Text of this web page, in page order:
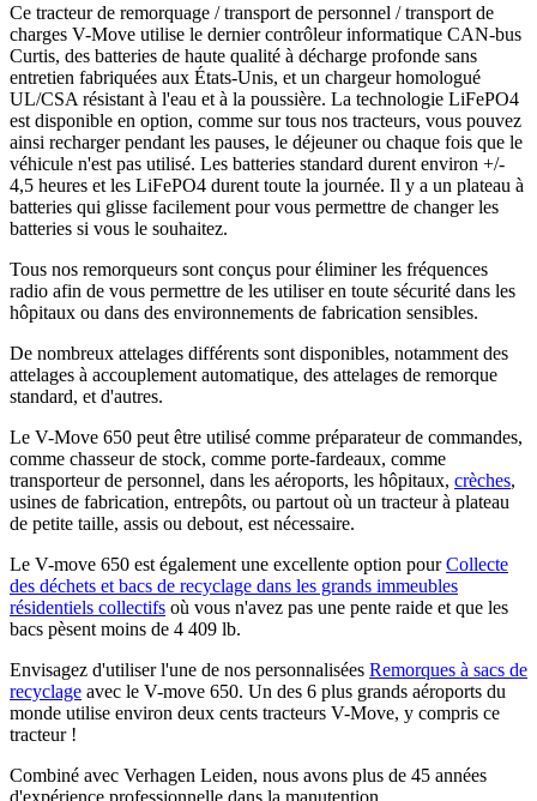
Ce tracteur de remorquage / transport de personnel / transport de
charges V-Move utilise le dernier contrôleur informatique CAN-bus
Curtis, des batteries de haute qualité à décharge profonde sans
entretien fabriquées aux États-Unis, et un chargeur homologué
UL/CSA résistant à l'eau et à la poussière. La technologie LiFePO4
est disponible en option, comme sur tous nos tracteurs, vous pouvez
ainsi recharger pendant les pauses, le déjeuner ou chaque fois que le
véhicule n'est pas utilisé. Les batteries standard durent environ +/-
4,5 heures et les LiFePO4 durent toute la journée. Il y a un plateau à
batteries qui glisse facilement pour vous permettre de changer les
batteries si vous le souhaitez.
Tous nos remorqueurs sont conçus pour éliminer les fréquences
radio afin de vous permettre de les utiliser en toute sécurité dans les
hôpitaux ou dans des environnements de fabrication sensibles.
De nombreux attelages différents sont disponibles, notamment des
attelages à accouplement automatique, des attelages de remorque
standard, et d'autres.
Le V-Move 650 peut être utilisé comme préparateur de commandes,
comme chasseur de stock, comme porte-fardeaux, comme
transporteur de personnel, dans les aéroports, les hôpitaux, crèches,
usines de fabrication, entrepôts, ou partout où un tracteur à plateau
de petite taille, assis ou debout, est nécessaire.
Le V-move 650 est également une excellente option pourCollecte
des déchets et bacs de recyclage dans les grands immeubles
résidentiels collectifs où vous n'avez pas une pente raide et que les
bacs pèsent moins de 4 409 lb.
Envisagez d'utiliser l'une de nos personnalisées Remorques à sacs de
recyclage avec le V-move 650. Un des 6 plus grands aéroports du
monde utilise environ deux cents tracteurs V-Move, y compris ce
tracteur !
Combiné avec Verhagen Leiden, nous avons plus de 45 années
d'expérience professionnelle dans la manutention.